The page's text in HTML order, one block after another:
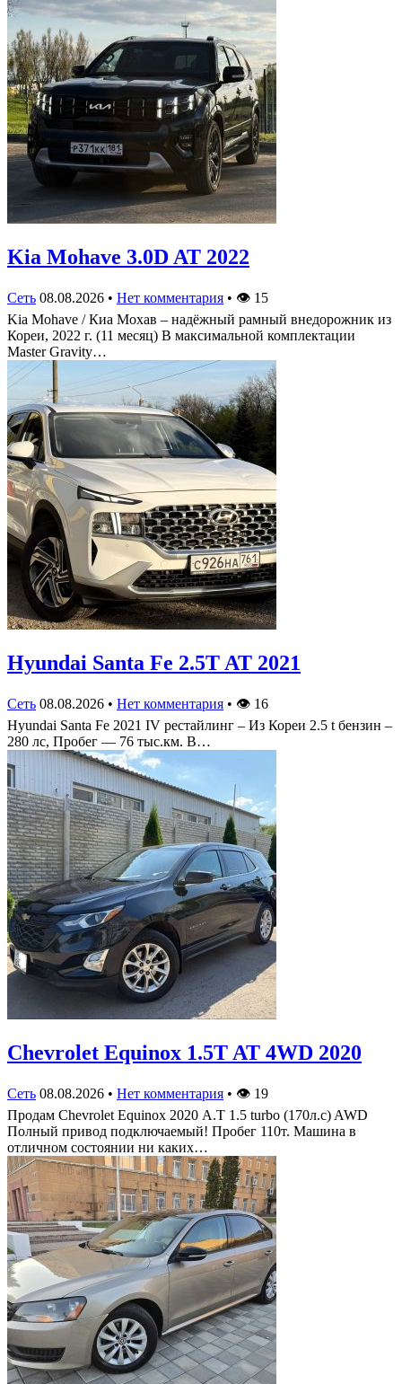
Kia Mohave 3.0D AT 2022
Сеть 08.08.2026 • Нет комментария • 👁 15
Kia Mohave / Киа Мохав – надёжный рамный внедорожник из
Кореи, 2022 г. (11 месяц) В максимальной комплектации
Master Gravity…
Hyundai Santa Fe 2.5T AT 2021
Сеть 08.08.2026 • Нет комментария • 👁 16
Hyundai Santa Fe 2021 IV рестайлинг – Из Кореи 2.5 t бензин –
280 лс, Пробег — 76 тыс.км. В…
Chevrolet Equinox 1.5T AT 4WD 2020
Сеть 08.08.2026 • Нет комментария • 👁 19
Продам Chevrolet Equinox 2020 А.Т 1.5 turbo (170л.с) AWD
Полный привод подключаемый! Пробег 110т. Машина в
отличном состоянии ни каких…